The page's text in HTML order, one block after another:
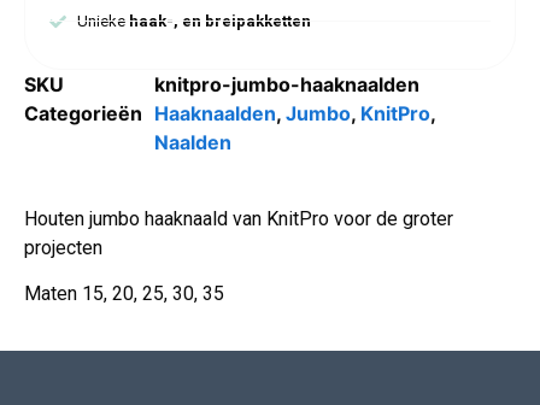
Uniekehaak-, en breipakketten
SKU
knitpro-jumbo-haaknaalden
Categorieën Haaknaalden, Jumbo, KnitPro,
Naalden
Houten jumbo haaknaald van KnitPro voor de groter
projecten
Maten 15, 20, 25, 30, 35